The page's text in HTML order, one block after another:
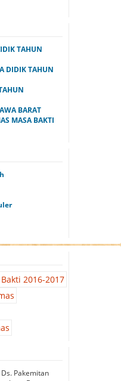
TAHUN
DIDIK TAHUN
BARAT
MASA BAKTI
Pakemitan